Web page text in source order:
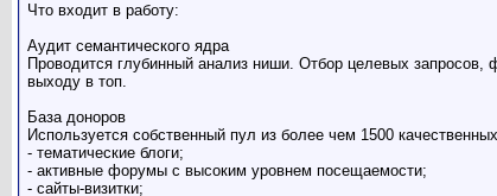
Что входит в работу:
Аудит семантического ядра
Проводится глубинный анализ ниши. Отбор целевых запросов,
выходу в топ.
База доноров
Используется собственный пул из более чем 1500
- тематические блоги;
- активные форумы с высоким уровнем посещаемости;
- сайты-визитки;